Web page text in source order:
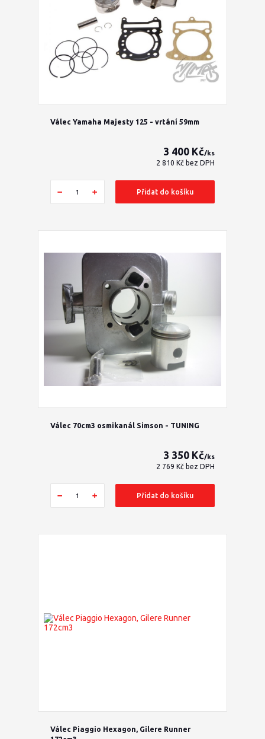
Válec Yamaha Majesty 125 - vrtání 59mm
3 400 Kč/ks
2 810 Kč bez DPH
Přidat do košíku
Válec 70cm3 osmikanál Simson - TUNING
3 350 Kč/ks
2 769 Kč bez DPH
Přidat do košíku
Válec Piaggio Hexagon, Gilere Runner